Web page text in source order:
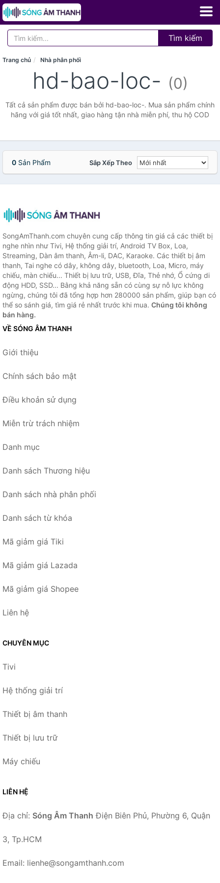
Tìm kiếm
Trang chủ Nhà phân phối
hd-bao-loc- (0)
Tất cả sản phẩm được bán bởi hd-bao-loc-. Mua sản phẩm chính
hãng với giá tốt nhất, giao hàng tận nhà miễn phí, thu hộ COD
0 Sản Phẩm Sắp Xếp Theo
SongAmThanh.com chuyên cung cấp thông tin giá cả các thiết bị
nghe nhìn như Tivi, Hệ thống giải trí, Android TV Box, Loa,
Streaming, Dàn âm thanh, Âm-li, DAC, Karaoke. Các thiết bị âm
thanh, Tai nghe có dây, không dây, bluetooth, Loa, Micro, máy
chiếu, màn chiếu... Thiết bị lưu trữ, USB, Đĩa, Thẻ nhớ, Ổ cứng di
động HDD, SSD... Bằng khả năng sẵn có cùng sự nỗ lực không
ngừng, chúng tôi đã tổng hợp hơn 280000 sản phẩm, giúp bạn có
thể so sánh giá, tìm giá rẻ nhất trước khi mua. Chúng tôi không
bán hàng.
VỀ SÓNG ÂM THANH
Giới thiệu
Chính sách bảo mật
Điều khoản sử dụng
Miễn trừ trách nhiệm
Danh mục
Danh sách Thương hiệu
Danh sách nhà phân phối
Danh sách từ khóa
Mã giảm giá Tiki
Mã giảm giá Lazada
Mã giảm giá Shopee
Liên hệ
CHUYÊN MỤC
Tivi
Hệ thống giải trí
Thiết bị âm thanh
Thiết bị lưu trữ
Máy chiếu
LIÊN HỆ
Địa chỉ: Sóng Âm Thanh Điện Biên Phủ, Phường 6, Quận
3, Tp.HCM
Email: lienhe@songamthanh.com